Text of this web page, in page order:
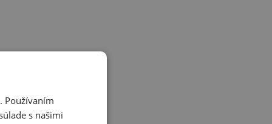
Používaním
s našimi